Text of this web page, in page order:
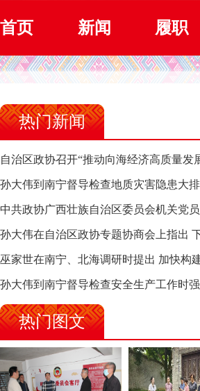
首页 新闻 履职
热门新闻
热门图文